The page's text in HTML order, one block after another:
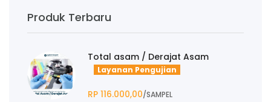
Produk Terbaru
Total asam / Derajat Asam
Layanan Pengujian
RP 116.000,00/SAMPEL